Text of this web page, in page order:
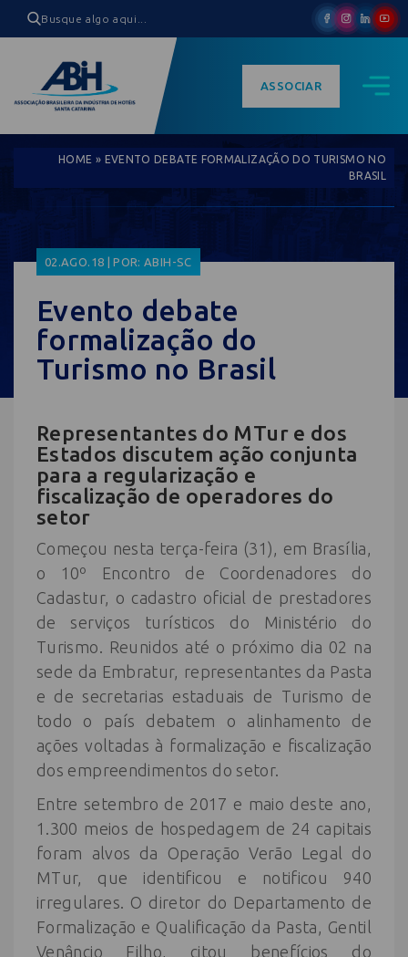
ASSOCIAR
HOME » EVENTO DEBATE FORMALIZAÇÃO DO TURISMO NO
BRASIL
02.AGO.18 | POR: ABIH-SC
Evento debate
formalização do
Turismo no Brasil
Representantes do MTur e dos
Estados discutem ação conjunta
para a regularização e
fiscalização de operadores do
setor
Começou nesta terça-feira (31), em Brasília,
o 10º Encontro de Coordenadores do
Cadastur, o cadastro oficial de prestadores
de serviços turísticos do Ministério do
Turismo. Reunidos até o próximo dia 02 na
sede da Embratur, representantes da Pasta
e de secretarias estaduais de Turismo de
todo o país debatem o alinhamento de
ações voltadas à formalização e fiscalização
dos empreendimentos do setor.
Entre setembro de 2017 e maio deste ano,
1.300 meios de hospedagem de 24 capitais
foram alvos da Operação Verão Legal do
MTur, que identificou e notificou 940
irregulares. O diretor do Departamento de
Formalização e Qualificação da Pasta, Gentil
Venâncio Filho, citou benefícios do